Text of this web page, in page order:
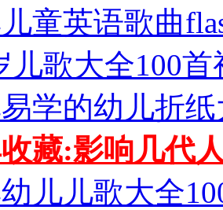
童英语歌曲
儿歌大全100首
学的幼儿折
藏:影响几代
儿儿歌大全